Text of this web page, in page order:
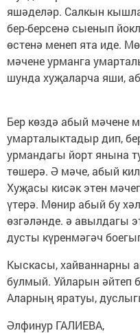
яшәделәр. Салкын
бер-берсенә сыенып
өстенә менеп ята иде.
мәчене урманга
шунда хуҗаларча яши,
Бер көздә абый мәчене
умарталыктадыр дип,
урмандагы йорт янына
төшерә. Ә мәче, абый
Хуҗасы кисәк этен
үтерә. Мөнир абый бу
өзгәләнде. ә авылдагы
дусты күрен­мә­гәч
Кыскасы, хайваннарны
булмый. Уйларын әйтеп
Аларның яратуы,
Әлфинур ГАЛИЕВА,